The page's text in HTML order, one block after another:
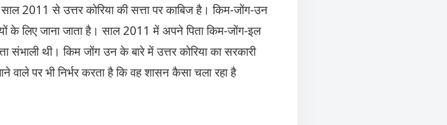
2011 से उत्तर कोरिया की सत्ता पर काबिज है। किम-जोंग-उन
के लिए जाना जाता है। साल 2011 में अपने पिता किम-जोंग-इल
संभाली थी। किम जोंग उन के बारे में उत्तर कोरिया का सरकारी
वाले पर भी निर्भर करता है कि वह शासन कैसा चला रहा है